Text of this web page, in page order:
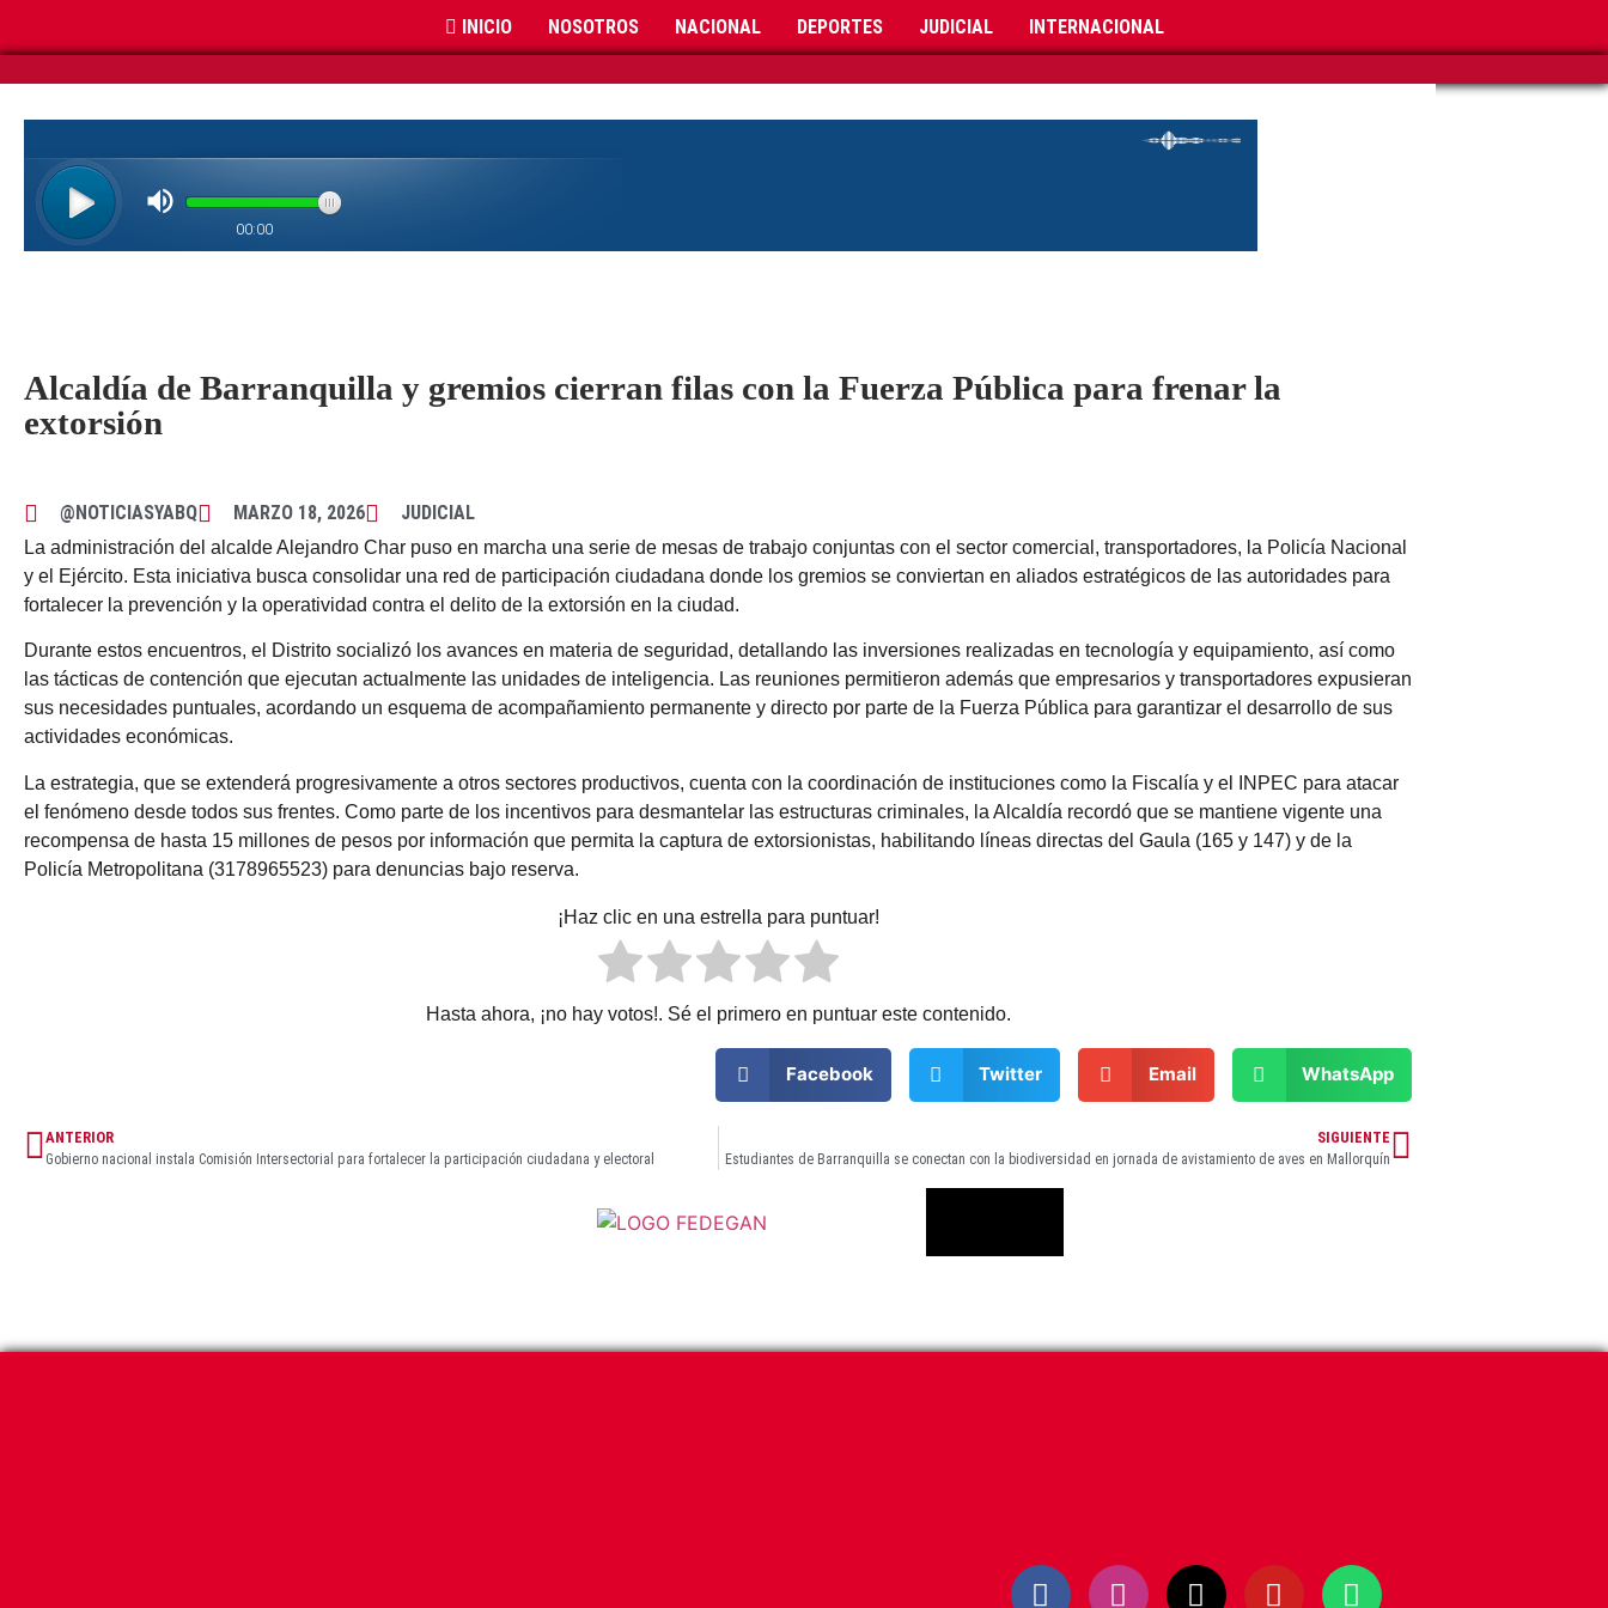
INICIO NOSOTROS NACIONAL DEPORTES JUDICIAL INTERNACIONAL
Alcaldía de Barranquilla y gremios cierran filas con la Fuerza Pública para frenar la
extorsión
@NOTICIASYABQ MARZO 18, 2026 JUDICIAL
La administración del alcalde Alejandro Char puso en marcha una serie de mesas de trabajo conjuntas con el sector comercial, transportadores, la Policía Nacional
y el Ejército. Esta iniciativa busca consolidar una red de participación ciudadana donde los gremios se conviertan en aliados estratégicos de las autoridades para
fortalecer la prevención y la operatividad contra el delito de la extorsión en la ciudad.
Durante estos encuentros, el Distrito socializó los avances en materia de seguridad, detallando las inversiones realizadas en tecnología y equipamiento, así como
las tácticas de contención que ejecutan actualmente las unidades de inteligencia. Las reuniones permitieron además que empresarios y transportadores expusieran
sus necesidades puntuales, acordando un esquema de acompañamiento permanente y directo por parte de la Fuerza Pública para garantizar el desarrollo de sus
actividades económicas.
La estrategia, que se extenderá progresivamente a otros sectores productivos, cuenta con la coordinación de instituciones como la Fiscalía y el INPEC para atacar
el fenómeno desde todos sus frentes. Como parte de los incentivos para desmantelar las estructuras criminales, la Alcaldía recordó que se mantiene vigente una
recompensa de hasta 15 millones de pesos por información que permita la captura de extorsionistas, habilitando líneas directas del Gaula (165 y 147) y de la
Policía Metropolitana (3178965523) para denuncias bajo reserva.
¡Haz clic en una estrella para puntuar!
Hasta ahora, ¡no hay votos!. Sé el primero en puntuar este contenido.
Facebook Twitter Email WhatsApp
ANTERIOR
Gobierno nacional instala Comisión Intersectorial para fortalecer la participación ciudadana y electoral
SIGUIENTE
Estudiantes de Barranquilla se conectan con la biodiversidad en jornada de avistamiento de aves en Mallorquín